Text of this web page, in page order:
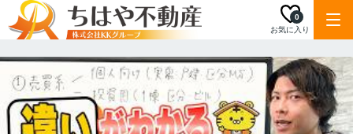
お気に入り
0